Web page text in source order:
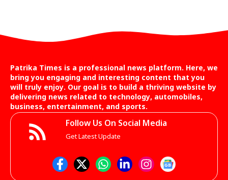
Patrika Times is a professional news platform. Here, we
bring you engaging and interesting content that you
will truly enjoy. Our goal is to build a thriving website by
delivering news related to technology, automobiles,
business, entertainment, and sports.
Follow Us On Social Media
Get Latest Update